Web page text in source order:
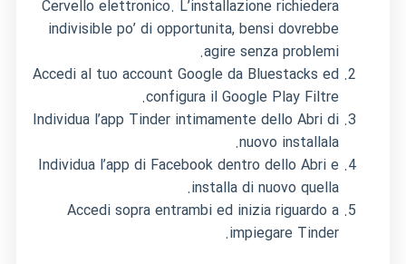
Cervello elettronico. L’installazione richiedera
indivisible po’ di opportunita, bensi dovrebbe
agire senza problemi.
Accedi al tuo account Google da Bluestacks ed
configura il Google Play Filtre.
Individua l’app Tinder intimamente dello Abri di
nuovo installala.
Individua l’app di Facebook dentro dello Abri e
installa di nuovo quella.
Accedi sopra entrambi ed inizia riguardo a
impiegare Tinder.